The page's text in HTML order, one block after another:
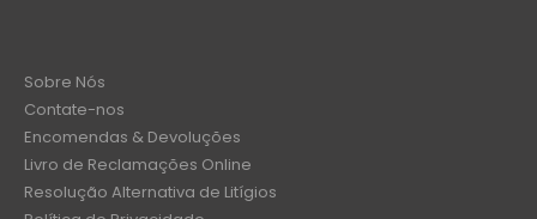
Sobre Nós
Contate-nos
Encomendas & Devoluções
Livro de Reclamações Online
Resolução Alternativa de Litígios